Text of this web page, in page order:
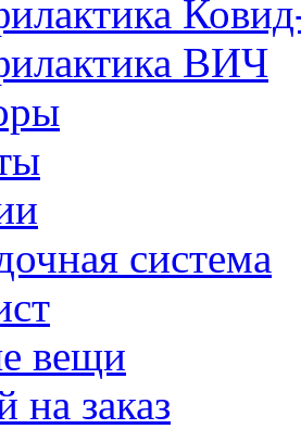
ВИЧ
система
вещи
на заказ